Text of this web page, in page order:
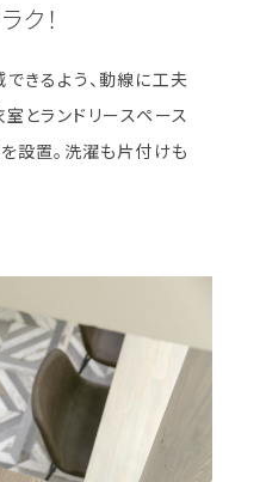
ク！
きるよう、動線に工夫
室とランドリースペース
設置。洗濯も片付けも